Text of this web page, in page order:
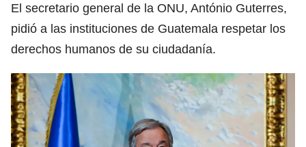
El secretario general de la ONU, António Guterres,
pidió a las instituciones de Guatemala respetar los
derechos humanos de su ciudadanía.